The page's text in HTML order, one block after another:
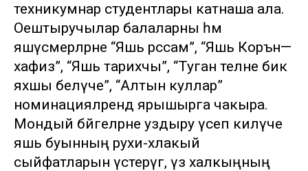
техникумнар студентлары катнаша ала.
Оештыручылар балаларны һәм
яшүсмерләрне “Яшь рәссам”, “Яшь Коръән—
хафиз”, “Яшь тарихчы”, “Туган телне бик
яхшы белүче”, “Алтын куллар”
номинацияләрендә ярышырга чакыра.
Мондый бәйгеләрне уздыру үсеп килүче
яшь буынның рухи-әхлакый
сыйфатларын үстерүгә, үз халкыңның